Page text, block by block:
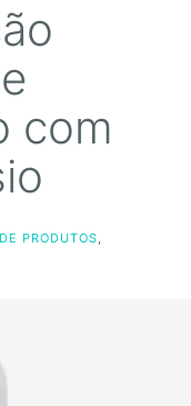
com
PRODUTOS,